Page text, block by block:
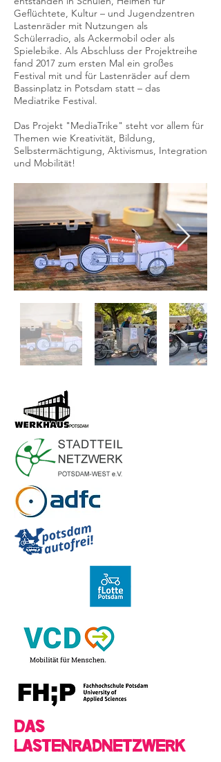
Geflüchtete, Kultur – und Jugendzentren
Lastenräder mit Nutzungen als
Schülerradio, als Ackermobil oder als
Spielebike. Als Abschluss der Projektreihe
fand 2017 zum ersten Mal ein großes
Festival mit und für Lastenräder auf dem
Bassinplatz in Potsdam statt – das
Mediatrike Festival.
Das Projekt "MediaTrike" steht vor allem für
Themen wie Kreativität, Bildung,
Selbstermächtigung, Aktivismus, Integration
und Mobilität!
Das
Lastenradnetzwerk